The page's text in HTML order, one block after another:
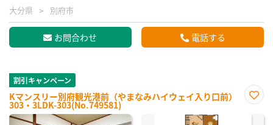
大分県 別府市
お問合わせ 電話する
割引キャンペーン
Kマンスリー別府観光港前（やまなみハイウェイ入り口前）
303・3LDK-303(No.749581)
に入